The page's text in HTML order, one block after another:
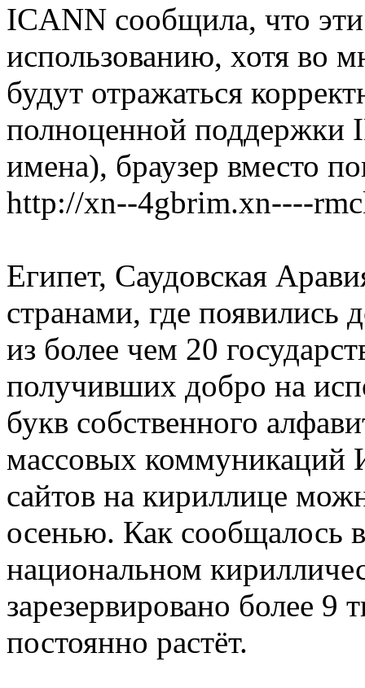
ICANN сообщила, что
использованию, хотя во
будут отражаться
полноценной
имена), браузер вместо
http://xn--4gbrim.xn----
Египет, Саудовская
странами, где появились
из более чем 20
получивших добро на
букв собственного
массовых коммуникаций
сайтов на кириллице
осенью. Как сообщалось
национальном
зарезервировано более 9
постоянно растёт.